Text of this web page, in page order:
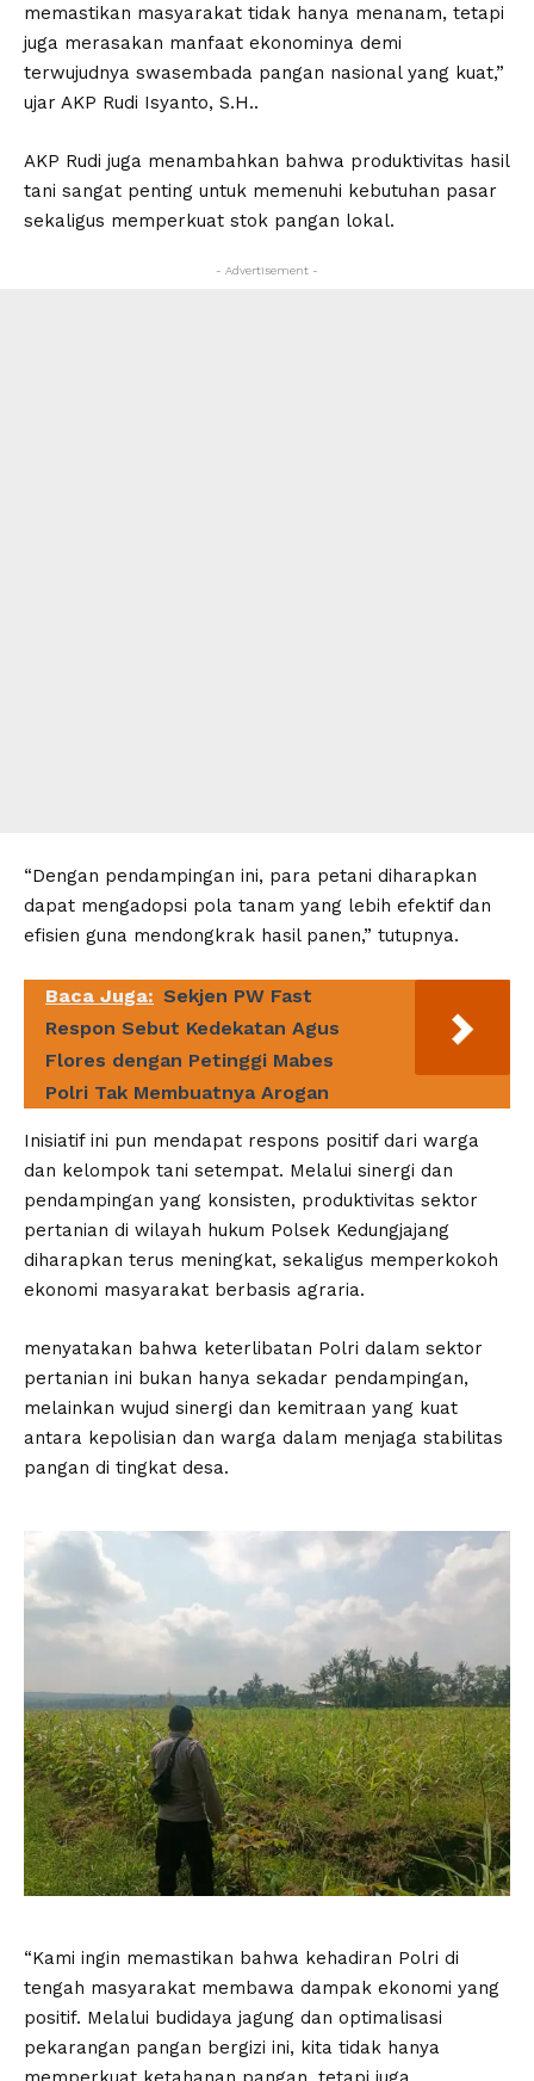
memastikan masyarakat tidak hanya menanam, tetapi
juga merasakan manfaat ekonominya demi
terwujudnya swasembada pangan nasional yang kuat,”
ujar AKP Rudi Isyanto, S.H..
AKP Rudi juga menambahkan bahwa produktivitas hasil
tani sangat penting untuk memenuhi kebutuhan pasar
sekaligus memperkuat stok pangan lokal.
- Advertisement -
“Dengan pendampingan ini, para petani diharapkan
dapat mengadopsi pola tanam yang lebih efektif dan
efisien guna mendongkrak hasil panen,” tutupnya.
Baca Juga: Sekjen PW Fast
Respon Sebut Kedekatan Agus
Flores dengan Petinggi Mabes
Polri Tak Membuatnya Arogan
Inisiatif ini pun mendapat respons positif dari warga
dan kelompok tani setempat. Melalui sinergi dan
pendampingan yang konsisten, produktivitas sektor
pertanian di wilayah hukum Polsek Kedungjajang
diharapkan terus meningkat, sekaligus memperkokoh
ekonomi masyarakat berbasis agraria.
menyatakan bahwa keterlibatan Polri dalam sektor
pertanian ini bukan hanya sekadar pendampingan,
melainkan wujud sinergi dan kemitraan yang kuat
antara kepolisian dan warga dalam menjaga stabilitas
pangan di tingkat desa.
“Kami ingin memastikan bahwa kehadiran Polri di
tengah masyarakat membawa dampak ekonomi yang
positif. Melalui budidaya jagung dan optimalisasi
pekarangan pangan bergizi ini, kita tidak hanya